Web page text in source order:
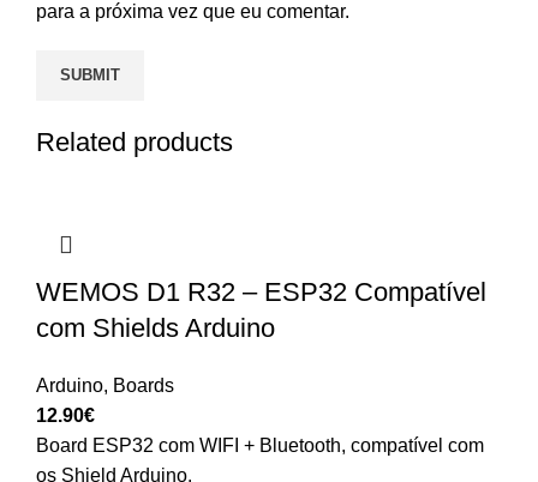
para a próxima vez que eu comentar.
Related products
WEMOS D1 R32 – ESP32 Compatível
com Shields Arduino
Arduino, Boards
12.90€
Board ESP32 com WIFI + Bluetooth, compatível com
os Shield Arduino.